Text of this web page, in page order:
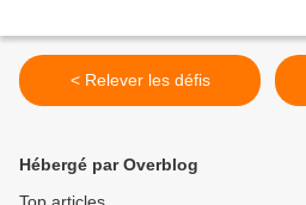
< Relever les défis
Hébergé par Overblog